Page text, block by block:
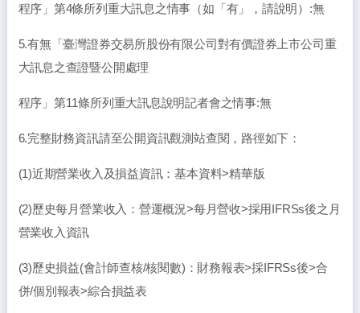
程序」第4條所列重大訊息之情事（如「有」，請說明）:無
5.有無「臺灣證券交易所股份有限公司對有價證券上市公司重
大訊息之查證暨公開處理
程序」第11條所列重大訊息說明記者會之情事:無
6.完整財務資訊請至公開資訊觀測站查閱，路徑如下：
(1)近期營業收入及損益資訊：基本資料>精華版
(2)歷史每月營業收入：營運概況>每月營收>採用IFRSs後之月
營業收入資訊
(3)歷史損益(會計師查核/核閱數)：財務報表>採IFRSs後>合
併/個別報表>綜合損益表